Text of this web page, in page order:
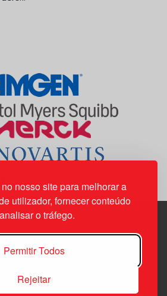
nosso site para melhorar a
utilizador, fornecer conteúdo
o tráfego.
Permitir Todos
Rejeitar
Infante D. Henrique, n.º 333H, esc.